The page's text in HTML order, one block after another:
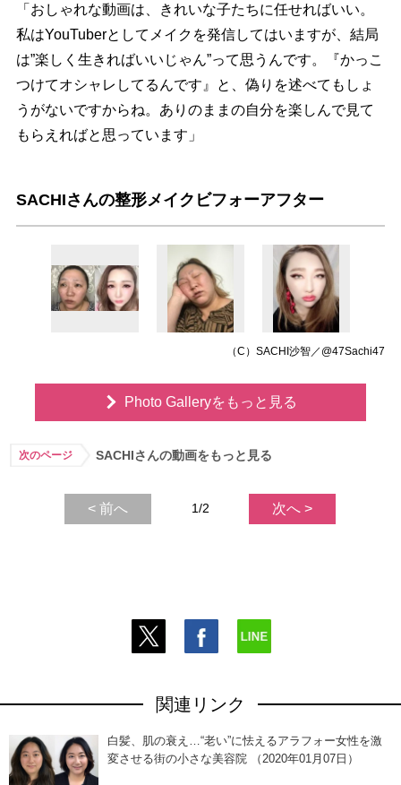
「おしゃれな動画は、きれいな子たちに任せればいい。
私はYouTuberとしてメイクを発信してはいますが、結局
は”楽しく生きればいいじゃん”って思うんです。『かっこ
つけてオシャレしてるんです』と、偽りを述べてもしょ
うがないですからね。ありのままの自分を楽しんで見て
もらえればと思っています」
SACHIさんの整形メイクビフォーアフター
（C）SACHI沙智／@47Sachi47
Photo Galleryをもっと見る
次のページ SACHIさんの動画をもっと見る
< 前へ 1/2 次へ >
関連リンク
白髪、肌の衰え…“老い”に怯えるアラフォー女性を激
変させる街の小さな美容院 （2020年01月07日）